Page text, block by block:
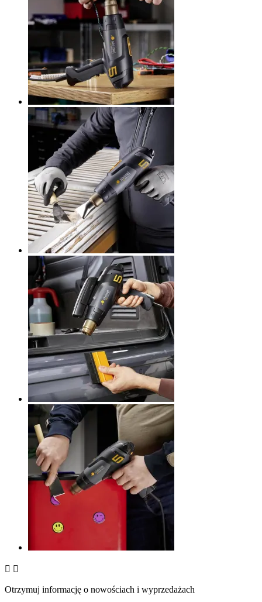
 
Otrzymuj informację o nowościach i wyprzedażach